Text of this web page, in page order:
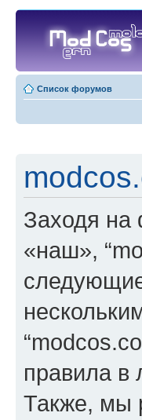
Список форумов
Заходя на
«наш»,
правила в
Также, мы